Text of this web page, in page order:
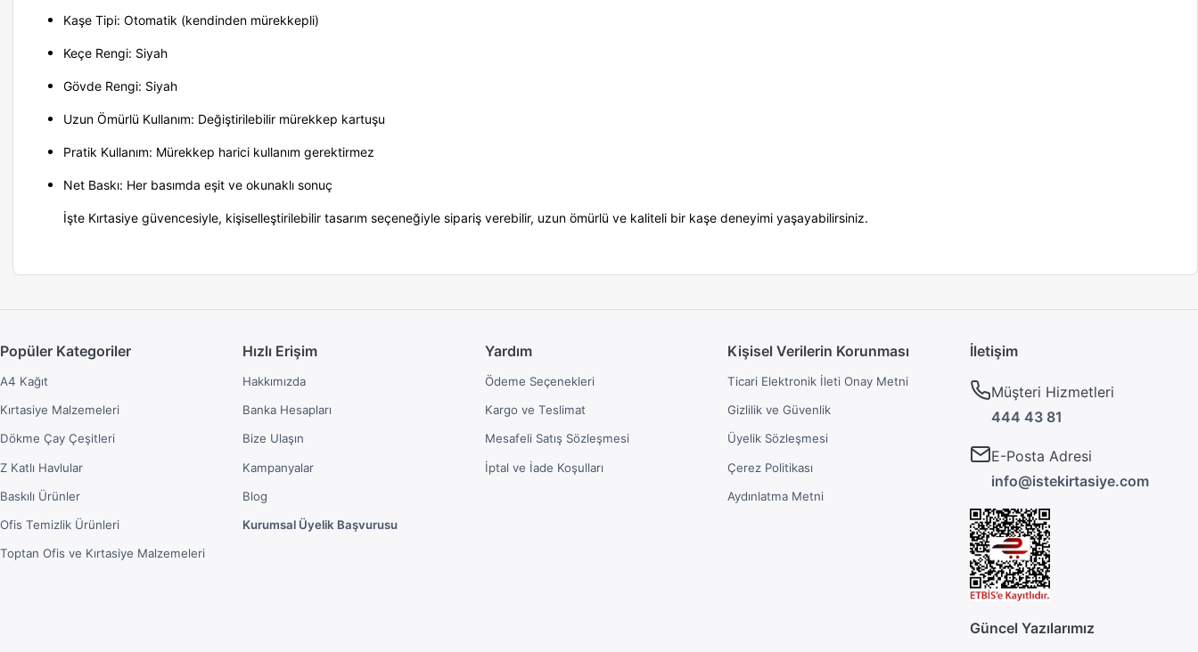
Kaşe Tipi: Otomatik (kendinden mürekkepli)
Keçe Rengi: Siyah
Gövde Rengi: Siyah
Uzun Ömürlü Kullanım: Değiştirilebilir mürekkep kartuşu
Pratik Kullanım: Mürekkep harici kullanım gerektirmez
Net Baskı: Her basımda eşit ve okunaklı sonuç
İşte Kırtasiye güvencesiyle, kişiselleştirilebilir tasarım seçeneğiyle sipariş verebilir, uzun ömürlü ve kaliteli bir kaşe deneyimi yaşayabilirsiniz.
Popüler Kategoriler
A4 Kağıt
Kırtasiye Malzemeleri
Dökme Çay Çeşitleri
Z Katlı Havlular
Baskılı Ürünler
Ofis Temizlik Ürünleri
Toptan Ofis ve Kırtasiye Malzemeleri
Hızlı Erişim
Hakkımızda
Banka Hesapları
Bize Ulaşın
Kampanyalar
Blog
Kurumsal Üyelik Başvurusu
Yardım
Ödeme Seçenekleri
Kargo ve Teslimat
Mesafeli Satış Sözleşmesi
İptal ve İade Koşulları
Kişisel Verilerin Korunması
Ticari Elektronik İleti Onay Metni
Gizlilik ve Güvenlik
Üyelik Sözleşmesi
Çerez Politikası
Aydınlatma Metni
İletişim
Müşteri Hizmetleri
444 43 81
E-Posta Adresi
info@istekirtasiye.com
Güncel Yazılarımız